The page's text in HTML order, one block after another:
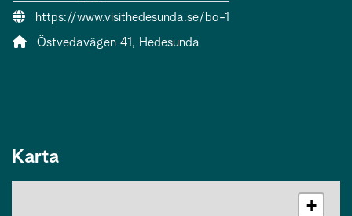
Webbsida:
https://www.visithedesunda.se/bo-1
Adress:
Östvedavägen 41, Hedesunda
Karta
+